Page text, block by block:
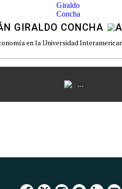
GIRALDO CONCHA
en la Universidad
...